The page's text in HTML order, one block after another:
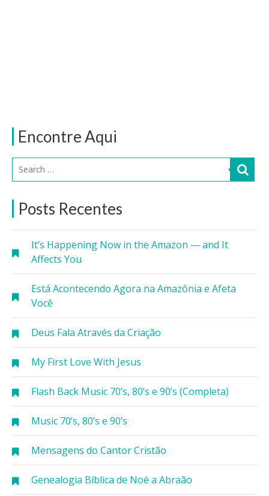
Encontre Aqui
Posts Recentes
It’s Happening Now in the Amazon — and It
Affects You
Está Acontecendo Agora na Amazônia e Afeta
Você
Deus Fala Através da Criação
My First Love With Jesus
Flash Back Music 70’s, 80’s e 90’s (Completa)
Music 70’s, 80’s e 90’s
Mensagens do Cantor Cristão
Genealogia Bíblica de Noé a Abraão